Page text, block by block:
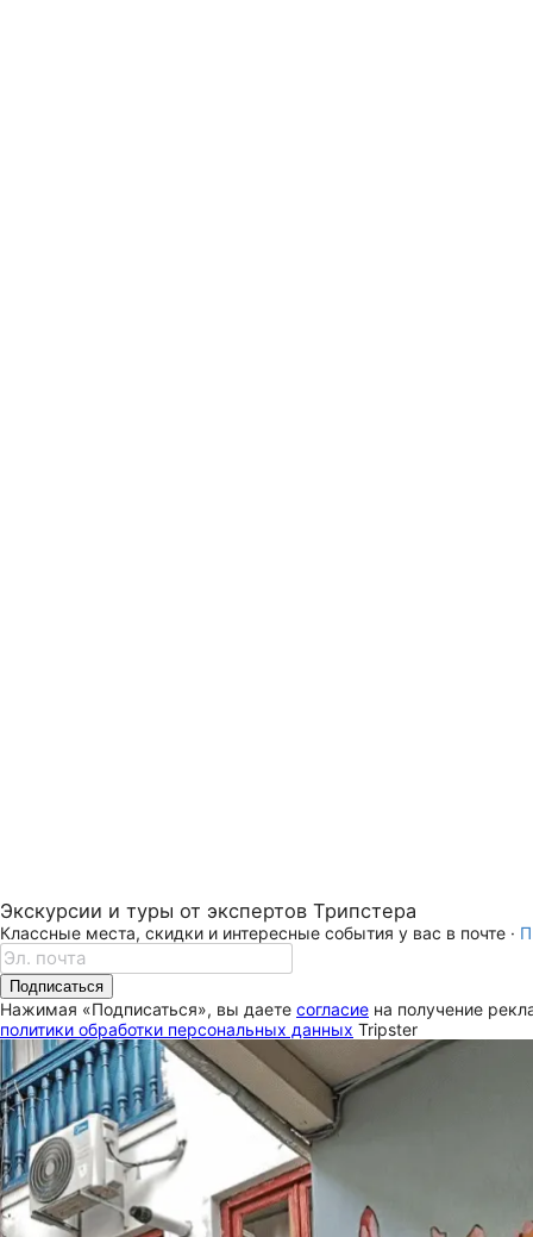
Экскурсии и туры от экспертов Трипстера
Классные места, скидки и интересные события у вас в почте ·
Подписаться
Нажимая «Подписаться», вы даете согласие на получение
политики обработки персональных данных Tripster